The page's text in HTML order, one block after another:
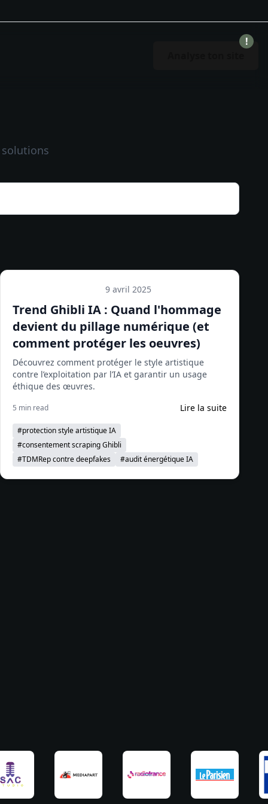
!
9 avril 2025
Trend Ghibli IA : Quand l'hommage
devient du pillage numérique (et
comment protéger les oeuvres)
Découvrez comment protéger le style artistique
contre l’exploitation par l’IA et garantir un usage
éthique des œuvres.
5 min read Lire la suite
#protection style artistique IA
#consentement scraping Ghibli
#TDMRep contre deepfakes #audit énergétique IA